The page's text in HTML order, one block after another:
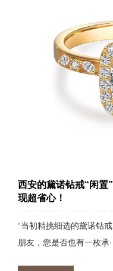
西安的黛诺钻戒“闲置
现超省心！
“当初精挑细选的黛诺钻
朋友，您是否也有一枚承